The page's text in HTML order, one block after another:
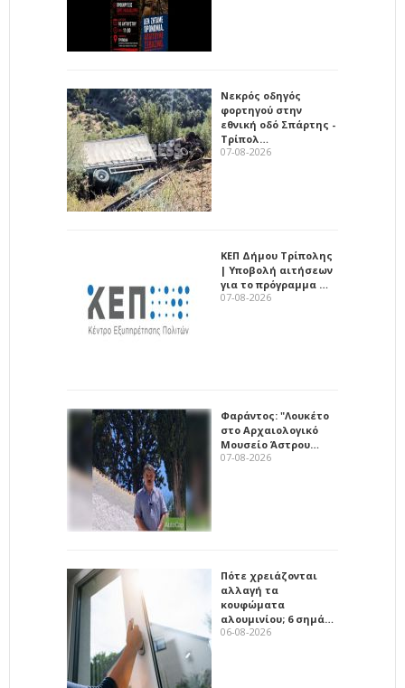
Νεκρός οδηγός
φορτηγού στην
εθνική οδό Σπάρτης -
Τρίπολ…
07-08-2026
ΚΕΠ Δήμου Τρίπολης
| Υποβολή αιτήσεων
για το πρόγραμμα …
07-08-2026
Φαράντος: "Λουκέτο
στο Αρχαιολογικό
Μουσείο Άστρου…
07-08-2026
Πότε χρειάζονται
αλλαγή τα
κουφώματα
αλουμινίου; 6 σημά…
06-08-2026